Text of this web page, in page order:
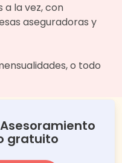
a la vez, con
aseguradoras y
o todo
gratuito